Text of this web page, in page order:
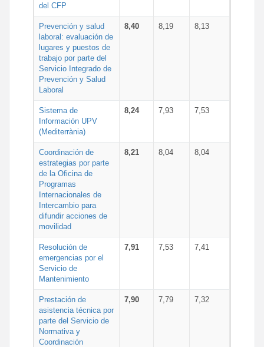
del CFP
Prevención y salud
laboral: evaluación de
lugares y puestos de
trabajo por parte del
Servicio Integrado de
Prevención y Salud
Laboral
8,40 8,19 8,13
Sistema de
Información UPV
(Mediterrània)
8,24 7,93 7,53
Coordinación de
estrategias por parte
de la Oficina de
Programas
Internacionales de
Intercambio para
difundir acciones de
movilidad
8,21 8,04 8,04
Resolución de
emergencias por el
Servicio de
Mantenimiento
7,91 7,53 7,41
Prestación de
asistencia técnica por
parte del Servicio de
Normativa y
Coordinación
7,90 7,79 7,32